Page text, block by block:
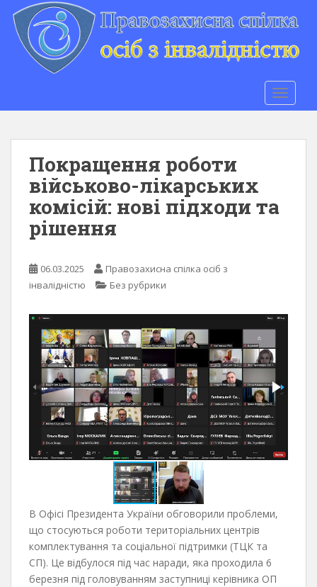
Покращення роботи
військово-лікарських
комісій: нові підходи та
рішення
06.03.2025
Правозахисна спілка осіб з
інвалідністю
Без рубрики
В Офісі Президента України обговорили проблеми,
що стосуються роботи територіальних центрів
комплектування та соціальної підтримки (ТЦК та
СП). Це відбулося під час наради, яка проходила 6
березня під головуванням заступниці керівника ОП